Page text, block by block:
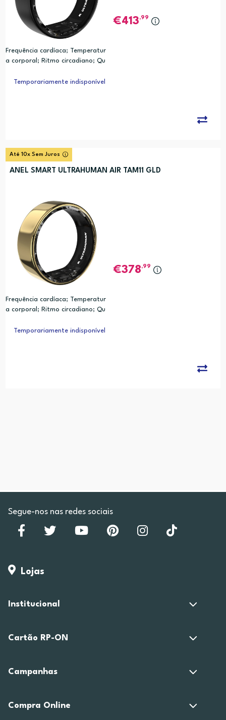
Frequência cardíaca; Temperatur
a corporal; Ritmo circadiano; Qu
orias; Analise de Relogio Biologic
413,99
Temporariamente indisponível
Até 10x Sem Juros
ANEL SMART ULTRAHUMAN AIR TAM11 GLD
Frequência cardíaca; Temperatur
a corporal; Ritmo circadiano; Qu
orias; Analise de Relogio Biologic
378,99
Temporariamente indisponível
Segue-nos nas redes sociais
Lojas
Institucional
Cartão RP-ON
Campanhas
Compra Online